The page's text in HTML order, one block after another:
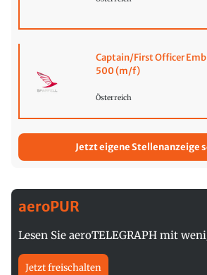
Captain/First Officer
500 (m/f)
Österreich
Jetzt eigene Stellenanzeige
aeroPUR
Lesen Sie aeroTELEGRAPH mit
Jetzt freischalten